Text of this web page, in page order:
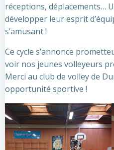
réceptions, déplacements…
développer leur esprit
s’amusant !
Ce cycle s’annonce
voir nos jeunes volleyeurs
Merci au club de volley de
opportunité sportive !